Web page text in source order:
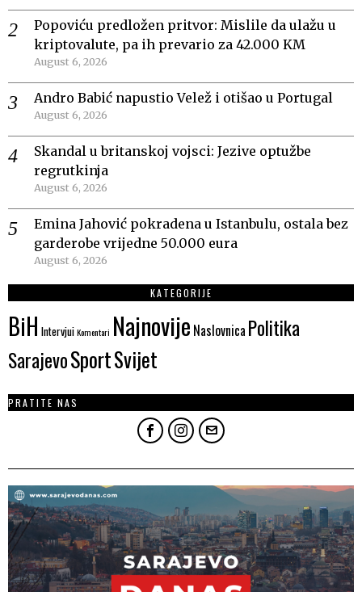
Popoviću predložen pritvor: Mislile da ulažu u
kriptovalute, pa ih prevario za 42.000 KM
August 6, 2026
Andro Babić napustio Velež i otišao u Portugal
August 6, 2026
Skandal u britanskoj vojsci: Jezive optužbe
regrutkinja
August 6, 2026
Emina Jahović pokradena u Istanbulu, ostala bez
garderobe vrijedne 50.000 eura
August 6, 2026
KATEGORIJE
BiH IntervjuiKomentari Najnovije Naslovnica Politika
SarajevoSportSvijet
PRATITE NAS